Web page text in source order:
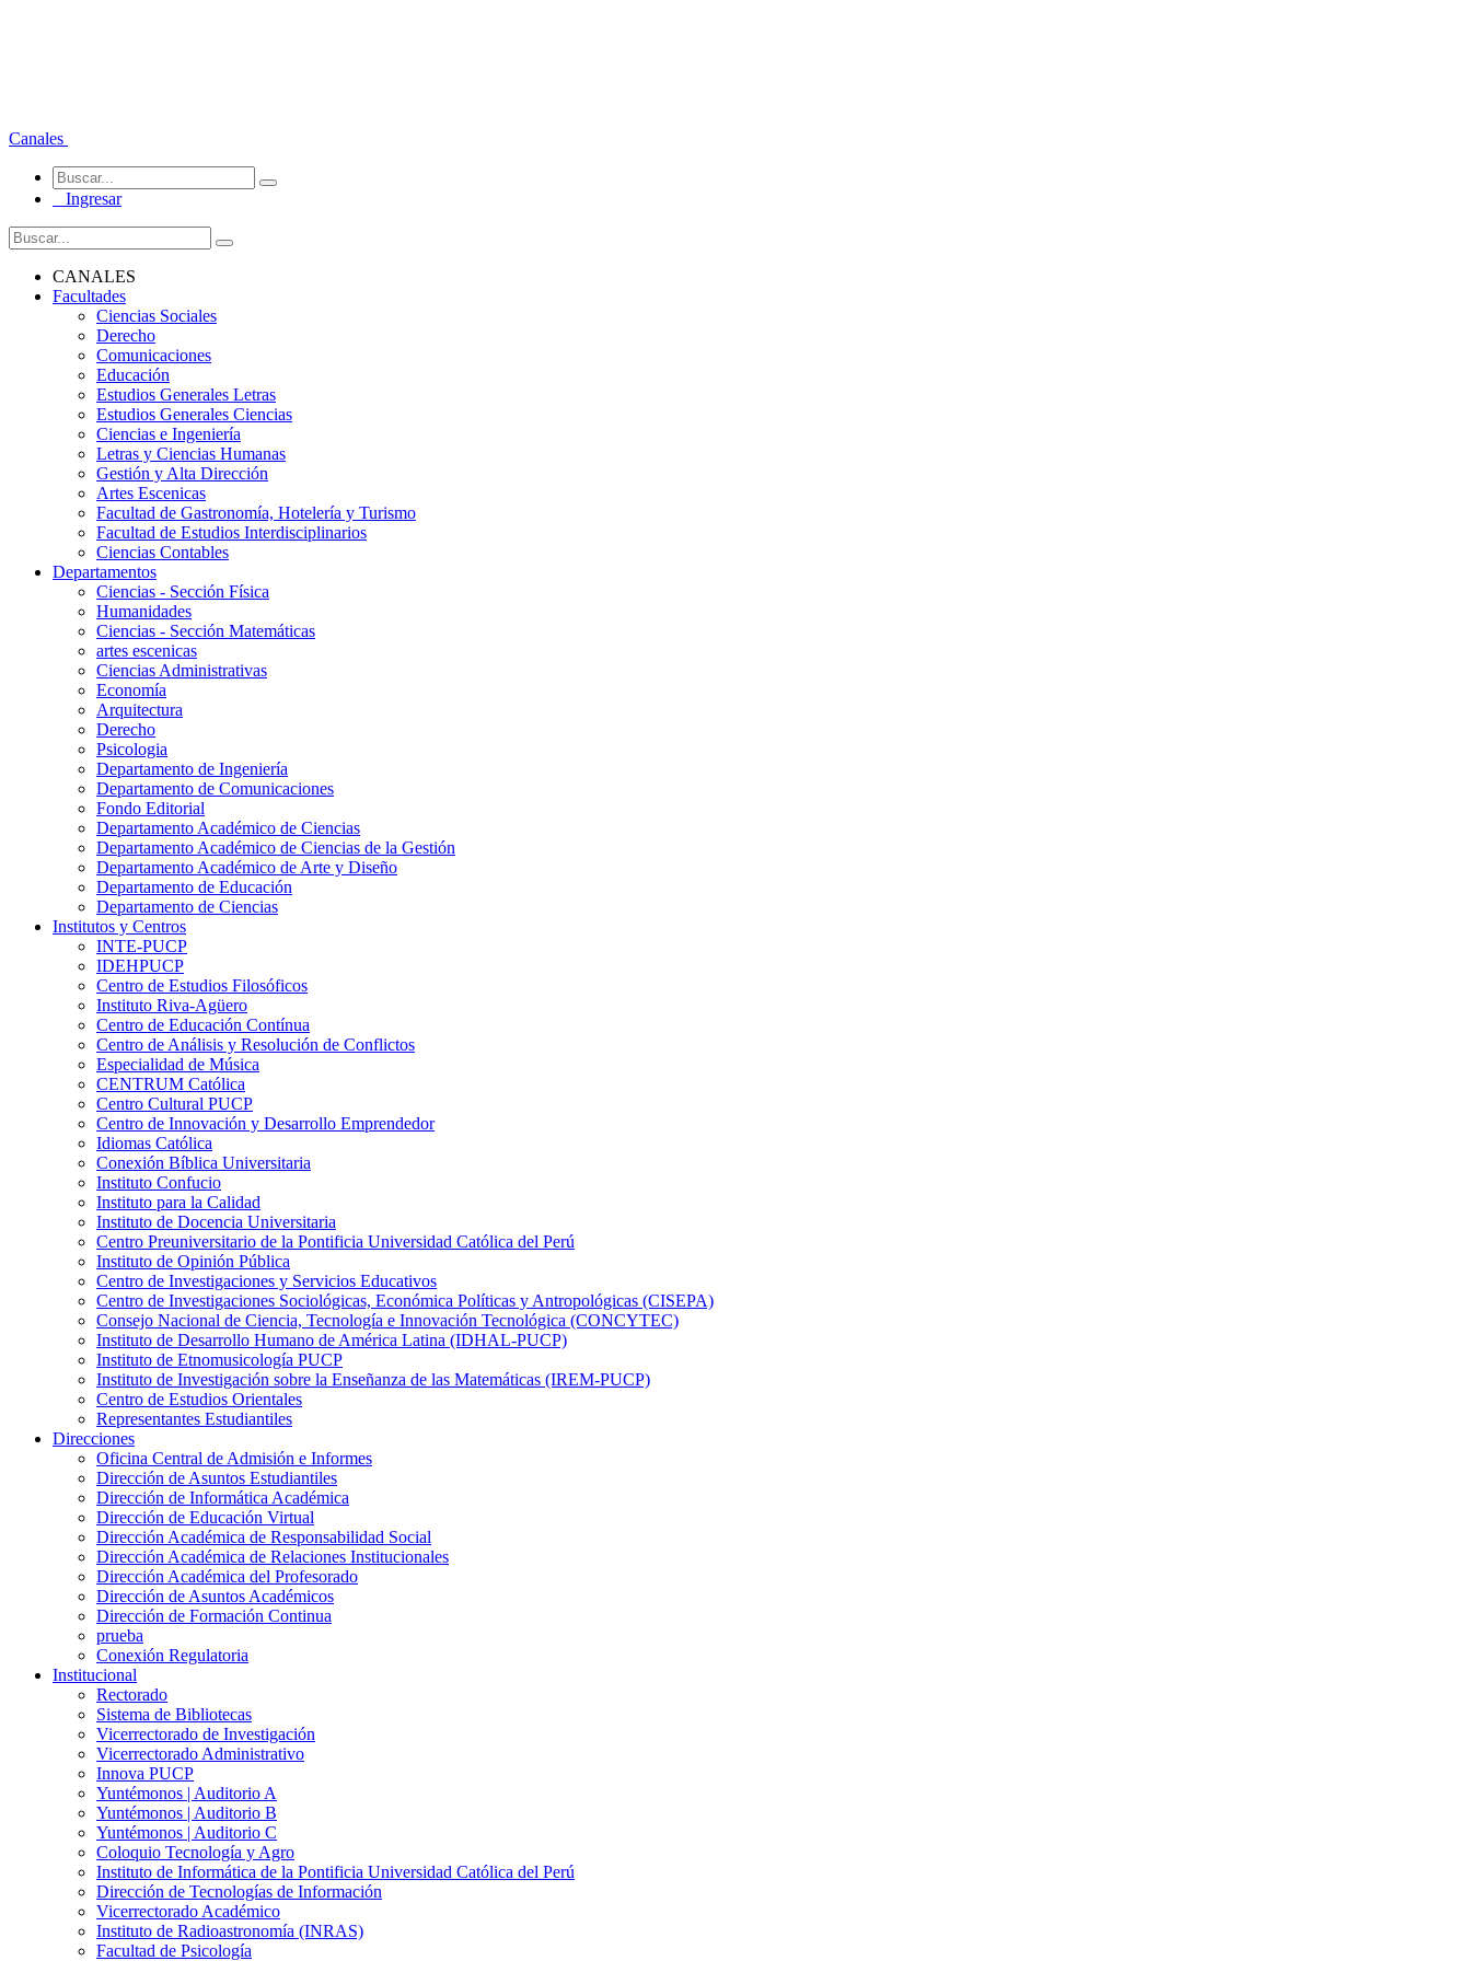
Canales
Ingresar
CANALES
Facultades
Ciencias Sociales
Derecho
Comunicaciones
Educación
Estudios Generales Letras
Estudios Generales Ciencias
Ciencias e Ingeniería
Letras y Ciencias Humanas
Gestión y Alta Dirección
Artes Escenicas
Facultad de Gastronomía, Hotelería y Turismo
Facultad de Estudios Interdisciplinarios
Ciencias Contables
Departamentos
Ciencias - Sección Física
Humanidades
Ciencias - Sección Matemáticas
artes escenicas
Ciencias Administrativas
Economía
Arquitectura
Derecho
Psicologia
Departamento de Ingeniería
Departamento de Comunicaciones
Fondo Editorial
Departamento Académico de Ciencias
Departamento Académico de Ciencias de la Gestión
Departamento Académico de Arte y Diseño
Departamento de Educación
Departamento de Ciencias
Institutos y Centros
INTE-PUCP
IDEHPUCP
Centro de Estudios Filosóficos
Instituto Riva-Agüero
Centro de Educación Contínua
Centro de Análisis y Resolución de Conflictos
Especialidad de Música
CENTRUM Católica
Centro Cultural PUCP
Centro de Innovación y Desarrollo Emprendedor
Idiomas Católica
Conexión Bíblica Universitaria
Instituto Confucio
Instituto para la Calidad
Instituto de Docencia Universitaria
Centro Preuniversitario de la Pontificia Universidad Católica del Perú
Instituto de Opinión Pública
Centro de Investigaciones y Servicios Educativos
Centro de Investigaciones Sociológicas, Económica Políticas y Antropológicas (CISEPA)
Consejo Nacional de Ciencia, Tecnología e Innovación Tecnológica (CONCYTEC)
Instituto de Desarrollo Humano de América Latina (IDHAL-PUCP)
Instituto de Etnomusicología PUCP
Instituto de Investigación sobre la Enseñanza de las Matemáticas (IREM-PUCP)
Centro de Estudios Orientales
Representantes Estudiantiles
Direcciones
Oficina Central de Admisión e Informes
Dirección de Asuntos Estudiantiles
Dirección de Informática Académica
Dirección de Educación Virtual
Dirección Académica de Responsabilidad Social
Dirección Académica de Relaciones Institucionales
Dirección Académica del Profesorado
Dirección de Asuntos Académicos
Dirección de Formación Continua
prueba
Conexión Regulatoria
Institucional
Rectorado
Sistema de Bibliotecas
Vicerrectorado de Investigación
Vicerrectorado Administrativo
Innova PUCP
Yuntémonos | Auditorio A
Yuntémonos | Auditorio B
Yuntémonos | Auditorio C
Coloquio Tecnología y Agro
Instituto de Informática de la Pontificia Universidad Católica del Perú
Dirección de Tecnologías de Información
Vicerrectorado Académico
Instituto de Radioastronomía (INRAS)
Facultad de Psicología